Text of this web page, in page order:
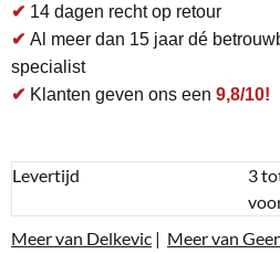
✔ 14 dagen recht op retour
✔ Al meer dan 15 jaar dé
specialist
✔ Klanten geven ons een 9,8/10!
Levertijd
3
Meer van Delkevic | Meer van